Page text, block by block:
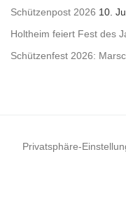
Schützenpost 2026 10.
Holtheim feiert Fest des
Schützenfest 2026:
Privatsphäre-